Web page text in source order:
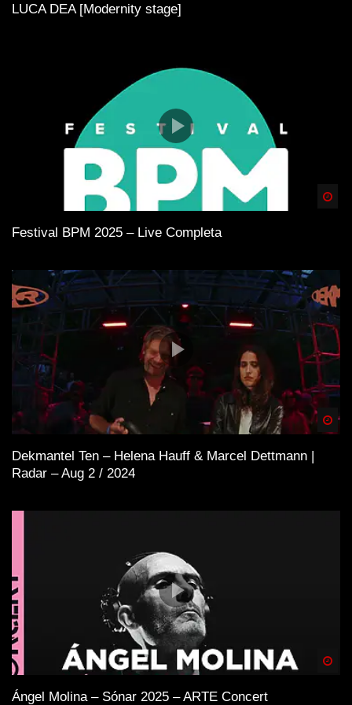
LUCA DEA [Modernity stage]
Festival BPM 2025 – Live Completa
Dekmantel Ten – Helena Hauff & Marcel Dettmann |
Radar – Aug 2 / 2024
Ángel Molina – Sónar 2025 – ARTE Concert